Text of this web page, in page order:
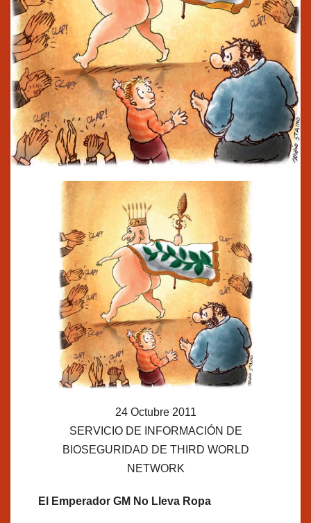
24 Octubre 2011
SERVICIO DE INFORMACIÓN DE
BIOSEGURIDAD DE THIRD WORLD
NETWORK
El Emperador GM No Lleva Ropa